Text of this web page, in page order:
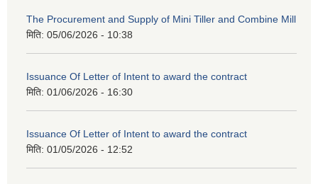
The Procurement and Supply of Mini Tiller and Combine Mill
मिति: 05/06/2026 - 10:38
Issuance Of Letter of Intent to award the contract
मिति: 01/06/2026 - 16:30
Issuance Of Letter of Intent to award the contract
मिति: 01/05/2026 - 12:52